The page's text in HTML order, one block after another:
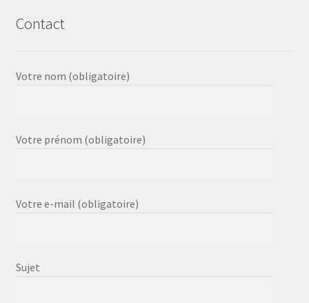
Contact
Votre nom (obligatoire)
Votre prénom (obligatoire)
Votre e-mail (obligatoire)
Sujet